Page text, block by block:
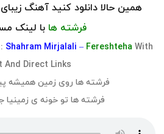
همین حالا دانلود کنید آهنگ
فرشته ها با لینک
Shahram Mirjalali – Fereshteha With
And Direct Links
فرشته ها روی زمین همیشه
فرشته ها تو خونه ی